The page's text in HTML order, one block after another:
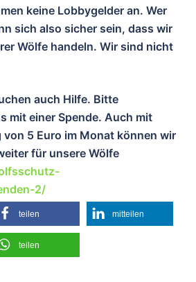
keine Lobbygelder an. Wer
sich also sicher sein, dass wir
Wölfe handeln. Wir sind nicht
auch Hilfe. Bitte
mit einer Spende. Auch mit
von 5 Euro im Monat können wir
für unsere Wölfe
2/
teilen mitteilen
teilen